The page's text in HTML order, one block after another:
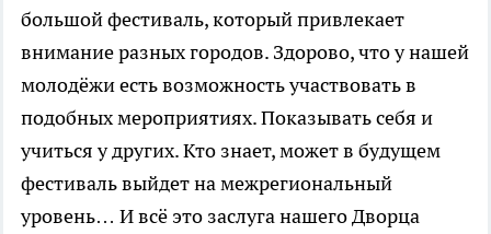
большой фестиваль, который привлекает
внимание разных городов. Здорово, что у нашей
молодёжи есть возможность участвовать в
подобных мероприятиях. Показывать себя и
учиться у других. Кто знает, может в будущем
фестиваль выйдет на межрегиональный
уровень… И всё это заслуга нашего Дворца